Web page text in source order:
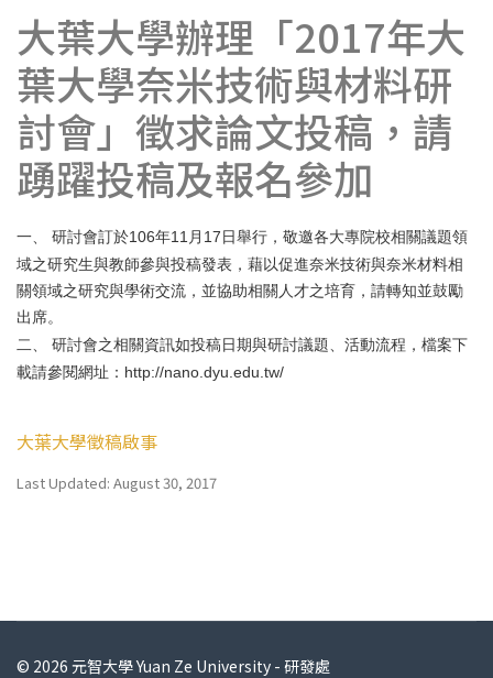
大葉大學辦理「2017年大
葉大學奈米技術與材料研
討會」徵求論文投稿，請
踴躍投稿及報名參加
一、 研討會訂於106年11 月 17日舉行，敬邀各大專院校相關議題領
域之研究生與教師參與投稿發表，藉以促進奈米技術與奈米材料相
關領域之研究與學術交流，並協助相關人才之培育，請轉知並鼓勵
出席。
二、
研討會之相關資訊如投稿日期與研討議題、活動流程，檔案下
載請參閱網址： http://nano.dyu.edu.tw/
大葉大學徵稿啟事
Last Updated: August 30, 2017
© 2026 元智大學 Yuan Ze University - 研發處